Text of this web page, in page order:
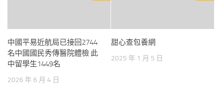
中國平易近航局已接回2744
名中國國民秀傳醫院體檢 此
中留學生1449名
2026 年 6 月 4 日
甜心查包養網
2025 年 1 月 5 日